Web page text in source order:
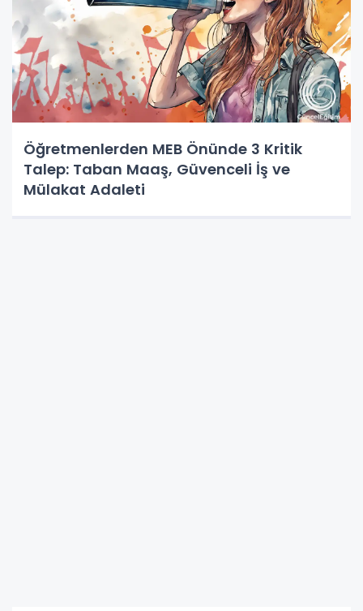
Öğretmenlerden MEB Önünde 3 Kritik
Talep: Taban Maaş, Güvenceli İş ve
Mülakat Adaleti